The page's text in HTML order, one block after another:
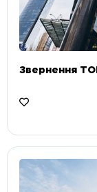
Звернення